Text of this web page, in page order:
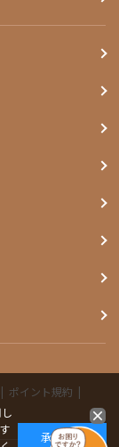
ポイント規約
承諾する